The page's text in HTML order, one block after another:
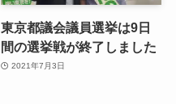
東京都議会議員選挙は9日
間の選挙戦が終了しました
2021年7月3日